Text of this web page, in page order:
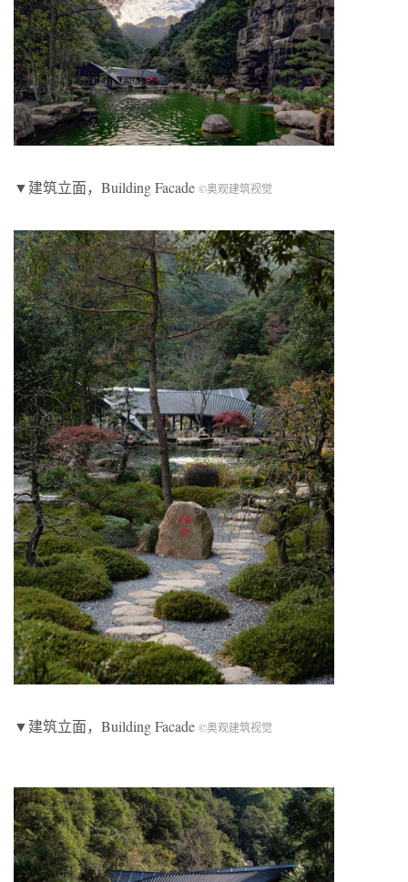
▼建筑立面，Building Facade ©奥观建筑视觉
▼建筑立面，Building Facade ©奥观建筑视觉